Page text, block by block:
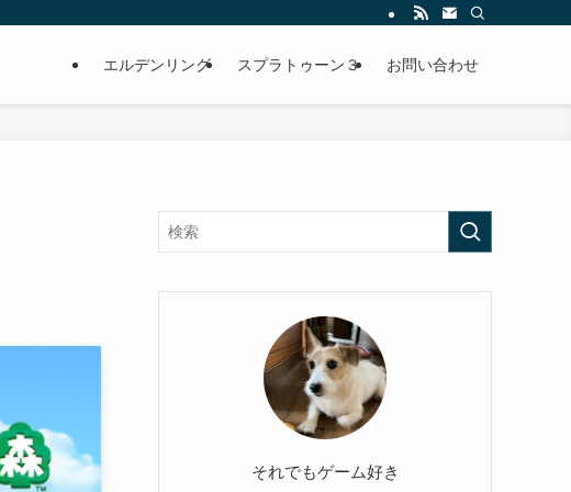
エルデンリング スプラトゥーン３ お問い合わせ
それでもゲーム好き